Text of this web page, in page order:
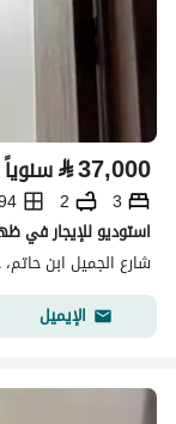
⃁37,000 سنوياً
3
2
94
استوديو للإيجار في
شارع الجميل ابن
الإيميل